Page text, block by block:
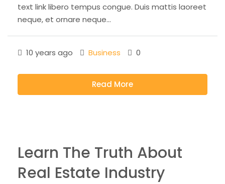
text link libero tempus congue. Duis mattis laoreet
neque, et ornare neque...
10 years ago Business 0
Read More
Learn The Truth About
Real Estate Industry